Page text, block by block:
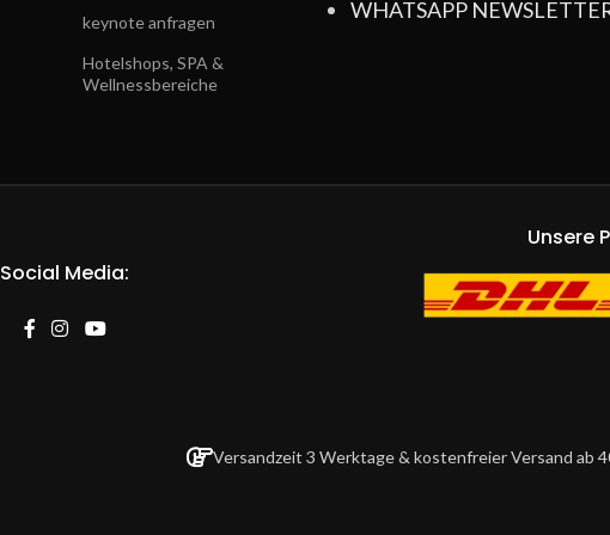
keynote anfragen
Hotelshops, SPA &
Wellnessbereiche
WHATSAPP
Social Media:
Unsere
Versandzeit 3 Werktage & kostenfreier Versand ab